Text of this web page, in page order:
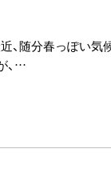
、随分春っぽい気
、…